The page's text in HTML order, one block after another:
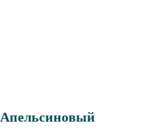
Апельсиновый